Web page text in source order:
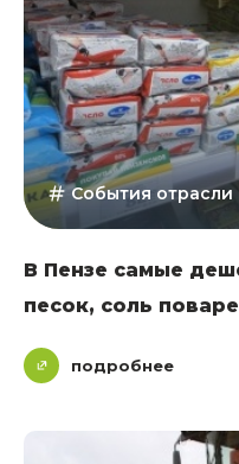
События отрасли
В Пензе самые
песок, соль
подробнее